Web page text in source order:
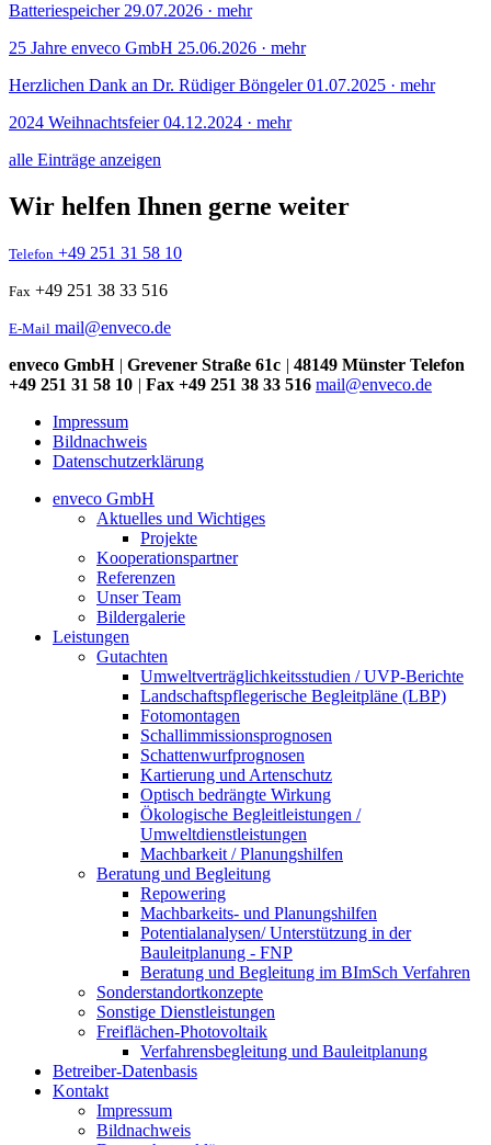
Batteriespeicher 29.07.2026 · mehr
25 Jahre enveco GmbH 25.06.2026 · mehr
Herzlichen Dank an Dr. Rüdiger Böngeler 01.07.2025 · mehr
2024 Weihnachtsfeier 04.12.2024 · mehr
alle Einträge anzeigen
Wir helfen Ihnen gerne weiter
Telefon +49 251 31 58 10
Fax +49 251 38 33 516
E-Mail mail@enveco.de
enveco GmbH| Grevener Straße 61c | 48149 Münster Telefon
+49 251 31 58 10 | Fax +49 251 38 33 516 mail@enveco.de
Impressum
Bildnachweis
Datenschutzerklärung
enveco GmbH
Aktuelles und Wichtiges
Projekte
Kooperationspartner
Referenzen
Unser Team
Bildergalerie
Leistungen
Gutachten
Umweltverträglichkeitsstudien / UVP-Berichte
Landschaftspflegerische Begleitpläne (LBP)
Fotomontagen
Schallimmissionsprognosen
Schattenwurfprognosen
Kartierung und Artenschutz
Optisch bedrängte Wirkung
Ökologische Begleitleistungen /
Umweltdienstleistungen
Machbarkeit / Planungshilfen
Beratung und Begleitung
Repowering
Machbarkeits- und Planungshilfen
Potentialanalysen/ Unterstützung in der
Bauleitplanung - FNP
Beratung und Begleitung im BImSch Verfahren
Sonderstandortkonzepte
Sonstige Dienstleistungen
Freiflächen-Photovoltaik
Verfahrensbegleitung und Bauleitplanung
Betreiber-Datenbasis
Kontakt
Impressum
Bildnachweis